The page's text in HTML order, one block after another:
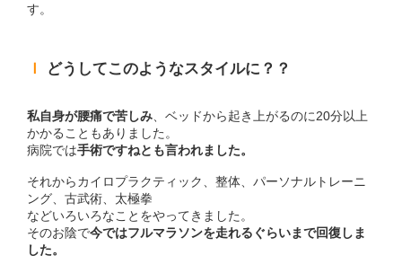
す。
どうしてこのようなスタイルに？？
私自身が腰痛で苦しみ 、ベッドから起き上がるのに20分以上
かかることもありました。
病院では手術ですねとも言われました。
それからカイロプラクティック、整体、パーソナルトレーニ
ング、古武術、太極拳
などいろいろなことをやってきました。
そのお陰で今ではフルマラソンを走れるぐらいまで回復しま
した。